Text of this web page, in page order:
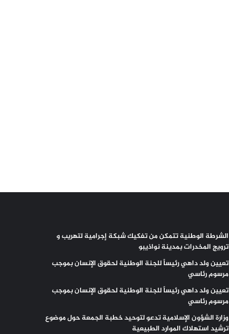
الشرطة الوطنية تتمكن من تفكيك شبكة إجرامية لتهريب و
ترويج المخدرات بمدينة نواذيبو
تعيين ولد داهي رئيساً للجنة الوطنية لحقوق الإنسان بموجب
مرسوم رئاسي
تعيين ولد داهي رئيساً للجنة الوطنية لحقوق الإنسان بموجب
مرسوم رئاسي
وزارة الشؤون الإسلامية تدعو لتوحيد خطبة الجمعة حول موضوع
ترشيد استهلاك الموارد الطبيعية